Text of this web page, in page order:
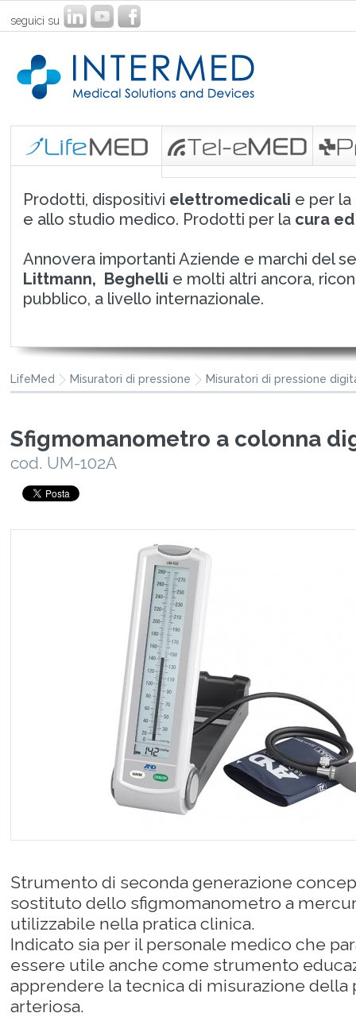
seguici su
Prodotti, dispositivi elettromedicali e per la
e allo studio medico. Prodotti per lacura ed
Annovera importanti Aziende e marchi del
Littmann, Beghelli e molti altri ancora,
pubblico, a livello internazionale.
LifeMed Misuratori di pressione Misuratori di pressione
Sfigmomanometro a colonna
cod. UM-102A
Strumento di seconda generazione
sostituto dello sfigmomanometro a
utilizzabile nella pratica clinica.
Indicato sia per il personale medico che
essere utile anche come strumento
apprendere la tecnica di misurazione della
arteriosa.